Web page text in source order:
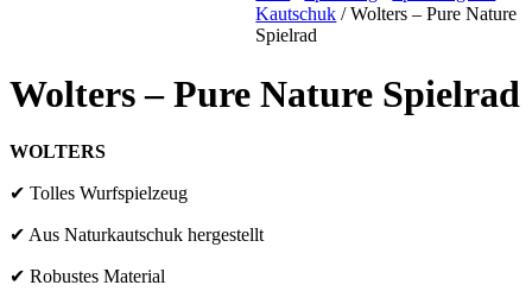
Kautschuk / Wolters – Pure Nature
Spielrad
Wolters – Pure Nature Spielrad
WOLTERS
✔ Tolles Wurfspielzeug
✔ Aus Naturkautschuk hergestellt
✔ Robustes Material